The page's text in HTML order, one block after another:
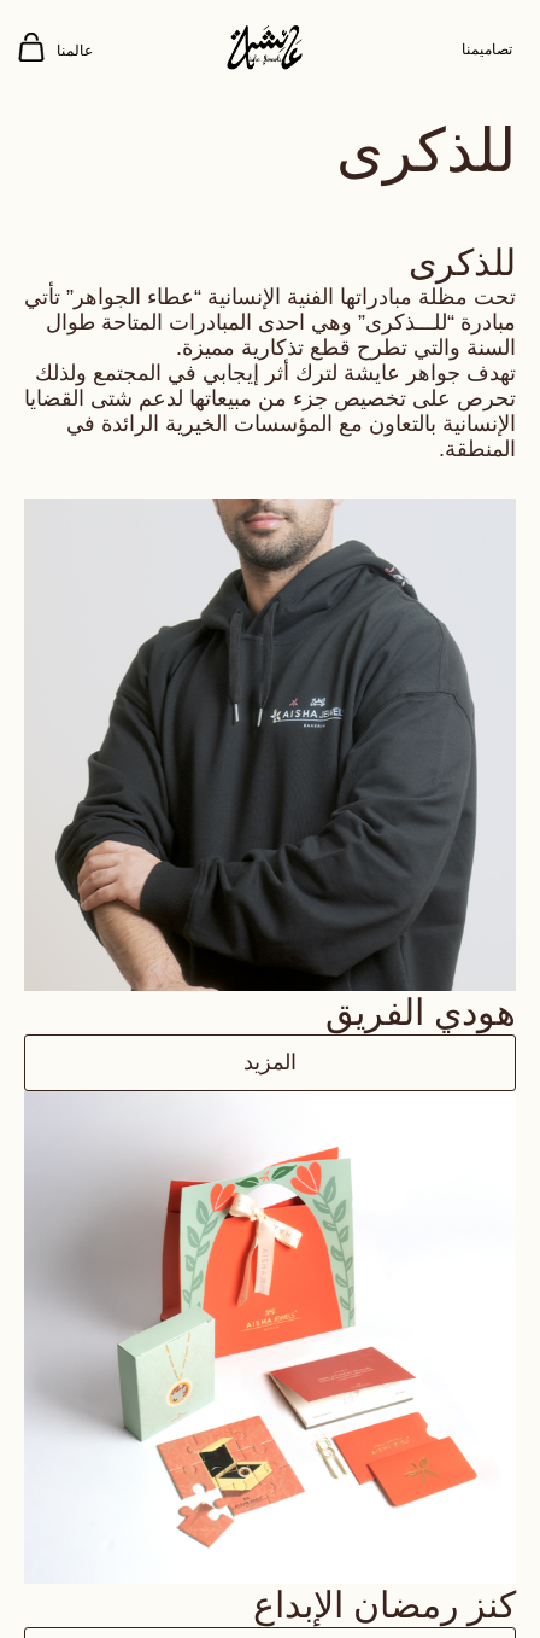
تصاميمنا عالمنا
للذكرى
للذكرى
تحت مظلة مبادراتها الفنية الإنسانية “عطاء الجواهر” تأتي
مبادرة “للـــذكرى” وهي احدى المبادرات المتاحة طوال
السنة والتي تطرح قطع تذكارية مميزة.
تهدف جواهر عايشة لترك أثر إيجابي في المجتمع ولذلك
تحرص على تخصيص جزء من مبيعاتها لدعم شتى القضايا
الإنسانية بالتعاون مع المؤسسات الخيرية الرائدة في
المنطقة.
هودي الفريق
المزيد
كنز رمضان الإبداع